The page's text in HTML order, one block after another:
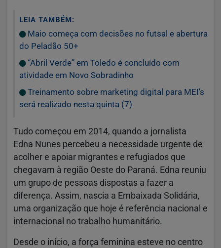
LEIA TAMBÉM:
Maio começa com decisões no futsal e abertura
do Peladão 50+
“Abril Verde” em Toledo é concluído com
atividade em Novo Sobradinho
Treinamento sobre marketing digital para MEI’s
será realizado nesta quinta (7)
Tudo começou em 2014, quando a jornalista
Edna Nunes percebeu a necessidade urgente de
acolher e apoiar migrantes e refugiados que
chegavam à região Oeste do Paraná. Edna reuniu
um grupo de pessoas dispostas a fazer a
diferença. Assim, nascia a Embaixada Solidária,
uma organização que hoje é referência nacional e
internacional no trabalho humanitário.
Desde o início, a força feminina esteve no centro